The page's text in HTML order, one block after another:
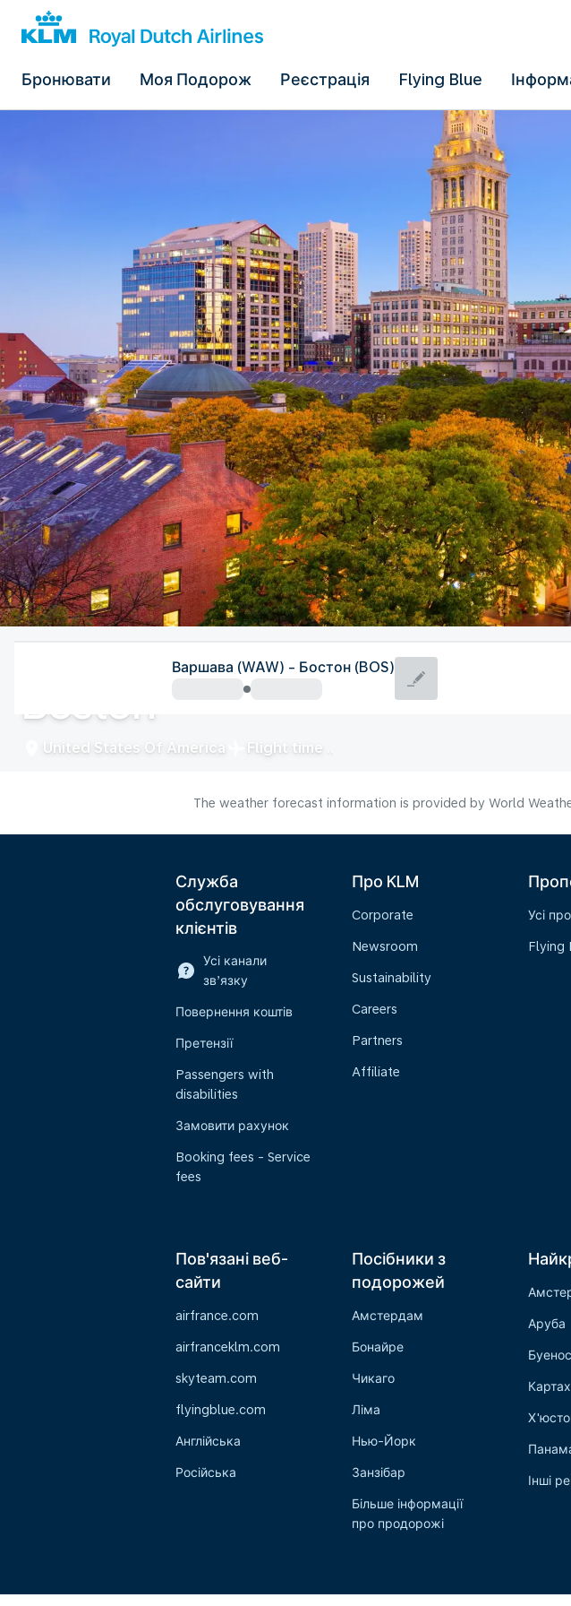
Бронювати Моя Подорож Реєстрація Flying Blue
United States Of America
Boston
United States Of America Flight time
Варшава (WAW) - Бостон (BOS)
The weather forecast information is provided by World
Служба
обслуговування
клієнтів
Усі канали
зв’язку
Повернення коштів
Претензії
Passengers with
disabilities
Замовити рахунок
Booking fees - Service
fees
Про KLM
Corporate
Newsroom
Sustainability
Careers
Partners
Affiliate
Усі
Flying
Пов'язані веб-
сайти
airfrance.com
airfranceklm.com
skyteam.com
flyingblue.com
Англійська
Російська
Посібники з
подорожей
Амстердам
Бонайре
Чикаго
Ліма
Нью-Йорк
Занзібар
Більше інформації
про продорожі
Аруба
Інші